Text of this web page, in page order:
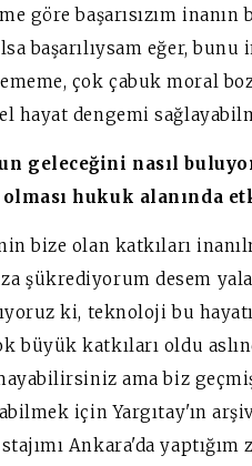
göre başarısızım
başarılıysam eğer,
çok çabuk moral
hayat dengemi
geleceğini nasıl
hukuk alanında
bize olan katkıları
şükrediyorum desem
ki, teknoloji bu
büyük katkıları oldu
ama biz
için Yargıtay'ın
Ankara'da